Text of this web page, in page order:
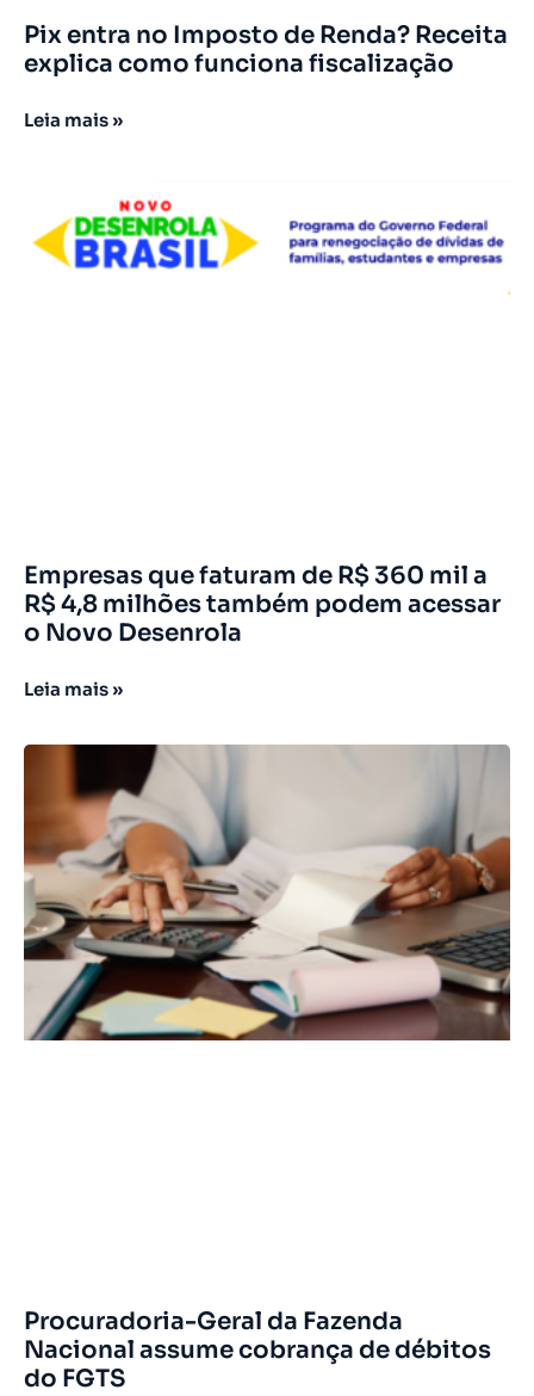
Pix entra no Imposto de Renda? Receita
explica como funciona fiscalização
Leia mais »
Empresas que faturam de R$ 360 mil a
R$ 4,8 milhões também podem acessar
o Novo Desenrola
Leia mais »
Procuradoria-Geral da Fazenda
Nacional assume cobrança de débitos
do FGTS